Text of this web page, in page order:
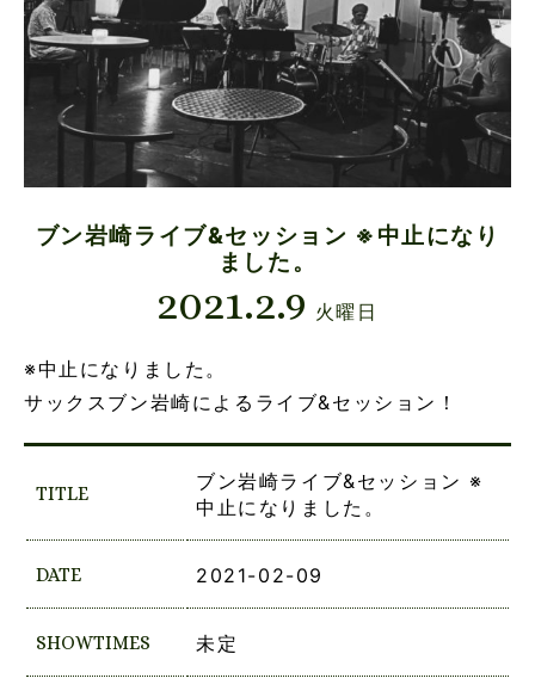
ブン岩崎ライブ&セッション ※中止になり
ました。
2021.2.9 火曜日
※中止になりました。
サックスブン岩崎によるライブ&セッション！
TITLE
ブン岩崎ライブ&セッション ※
中止になりました。
DATE 2021-02-09
SHOWTIMES 未定